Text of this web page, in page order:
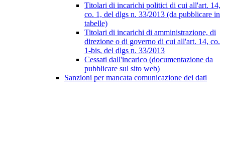
Titolari di incarichi politici di cui all'art. 14,
co. 1, del dlgs n. 33/2013 (da pubblicare in
tabelle)
Titolari di incarichi di amministrazione, di
direzione o di governo di cui all'art. 14, co.
1-bis, del dlgs n. 33/2013
Cessati dall'incarico (documentazione da
pubblicare sul sito web)
Sanzioni per mancata comunicazione dei dati